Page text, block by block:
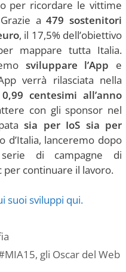
per ricordare le vittime
a479 sostenitori
, il 17,5% dell’obiettivo
mappare tutta Italia.
sviluppare l’App e
verrà rilasciata nella
centesimi all’anno
con gli sponsor nel
sia per IoS sia per
d’Italia, lanceremo dopo
di campagne di
per continuare il lavoro.
suoi sviluppi qui.
gli Oscar del Web